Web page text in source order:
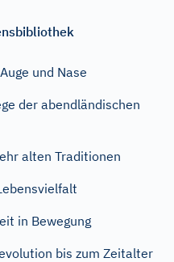
und Nase
der abendländischen
alten Traditionen
in Bewegung
bis zum Zeitalter